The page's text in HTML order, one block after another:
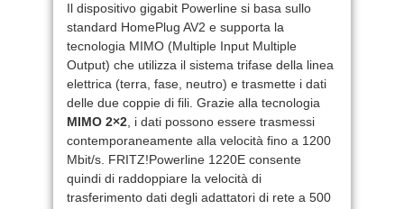
Il dispositivo gigabit Powerline si basa sullo
standard HomePlug AV2 e supporta la
tecnologia MIMO (Multiple Input Multiple
Output) che utilizza il sistema trifase della linea
elettrica (terra, fase, neutro) e trasmette i dati
delle due coppie di fili. Grazie alla tecnologia
MIMO 2×2, i dati possono essere trasmessi
contemporaneamente alla velocità fino a 1200
Mbit/s. FRITZ!Powerline 1220E consente
quindi di raddoppiare la velocità di
trasferimento dati degli adattatori di rete a 500